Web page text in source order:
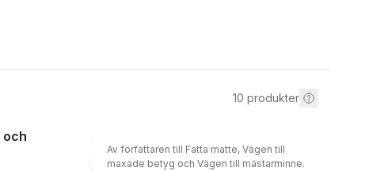
10 produkter
och
Av författaren till Fatta matte, Vägen till
maxade betyg och Vägen till mästarminne.